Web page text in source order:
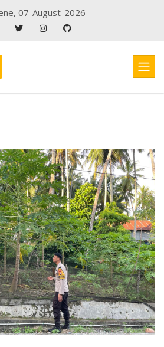
07-August-2026